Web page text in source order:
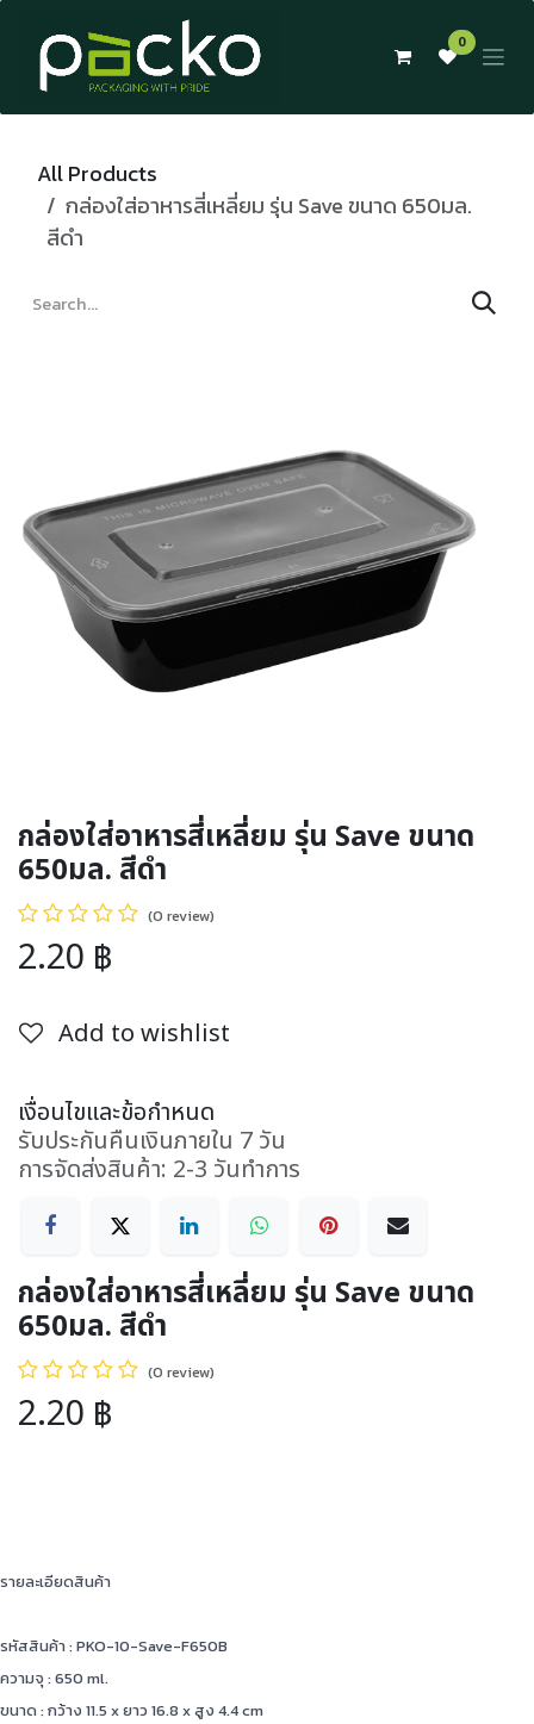
Skip to Content
0
All Products
กล่องใส่อาหารสี่เหลี่ยม รุ่น Save ขนาด 650มล.
สีดำ
กล่องใส่อาหารสี่เหลี่ยม รุ่น Save ขนาด
650มล. สีดำ
(0 review)
2.20 ฿
Add to wishlist
เงื่อนไขและข้อกำหนด
รับประกันคืนเงินภายใน 7 วัน
การจัดส่งสินค้า: 2-3 วันทำการ
กล่องใส่อาหารสี่เหลี่ยม รุ่น Save ขนาด
650มล. สีดำ
(0 review)
2.20 ฿
รายละเอียดสินค้า
รหัสสินค้า : PKO-10-Save-F650B
ความจุ : 650 ml.
ขนาด : กว้าง 11.5 x ยาว 16.8 x สูง 4.4 cm